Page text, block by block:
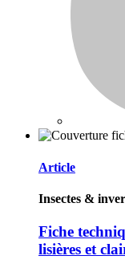
Article
Insectes &
Fiche
lisières et